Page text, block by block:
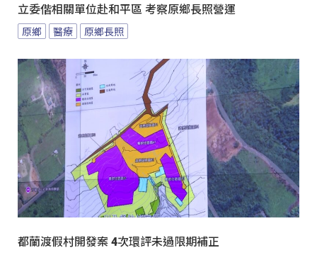
立委偕相關單位赴和平區 考察原鄉長照營運
原鄉 醫療 原鄉長照
都蘭渡假村開發案 4次環評未過限期補正